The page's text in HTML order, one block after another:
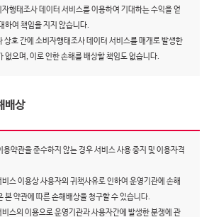
행태조사 데이터 서비스를 이용하여 기대하는 수익을 얻
하여 책임을 지지 않습니다.
상호 간에 소비자행태조사 데이터 서비스를 매개로 발생한
없으며, 이로 인한 손해를 배상할 책임도 없습니다.
배상
용약관을 준수하지 않는 경우 서비스 사용 중지 및 이용자격
스 이용상 사용자의 귀책사유로 인하여 운영기관에 손해
본 약관에 따른 손해배상을 청구할 수 있습니다.
스의 이용으로 운영기관과 사용자간에 발생한 분쟁에 관